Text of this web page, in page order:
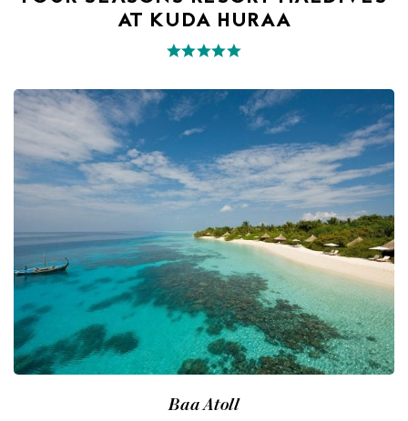
AT KUDA HURAA
Baa Atoll